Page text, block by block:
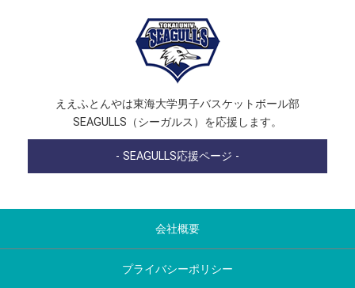
ええふとんやは東海大学男子バスケットボール部
SEAGULLS（シーガルス）を応援します。
- SEAGULLS応援ページ -
会社概要
プライバシーポリシー